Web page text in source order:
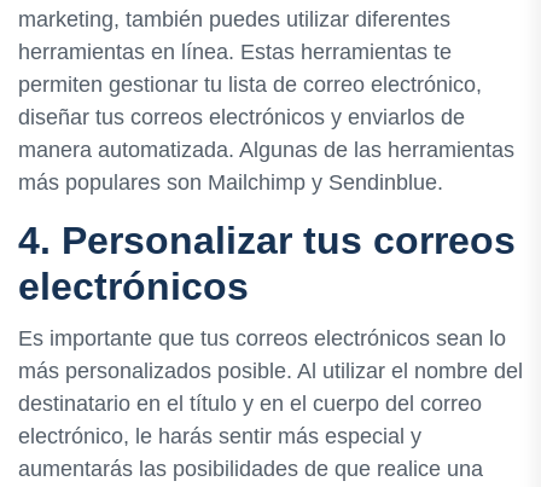
marketing, también puedes utilizar diferentes
herramientas en línea. Estas herramientas te
permiten gestionar tu lista de correo electrónico,
diseñar tus correos electrónicos y enviarlos de
manera automatizada. Algunas de las herramientas
más populares son Mailchimp y Sendinblue.
4. Personalizar tus correos
electrónicos
Es importante que tus correos electrónicos sean lo
más personalizados posible. Al utilizar el nombre del
destinatario en el título y en el cuerpo del correo
electrónico, le harás sentir más especial y
aumentarás las posibilidades de que realice una